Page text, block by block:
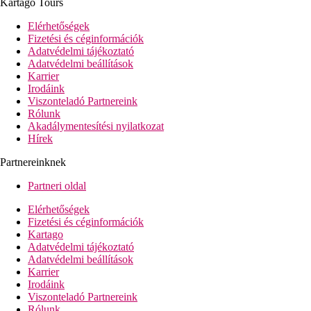
Kartago Tours
Elérhetőségek
Fizetési és céginformációk
Adatvédelmi tájékoztató
Adatvédelmi beállítások
Karrier
Irodáink
Viszonteladó Partnereink
Rólunk
Akadálymentesítési nyilatkozat
Hírek
Partnereinknek
Partneri oldal
Elérhetőségek
Fizetési és céginformációk
Kartago
Adatvédelmi tájékoztató
Adatvédelmi beállítások
Karrier
Irodáink
Viszonteladó Partnereink